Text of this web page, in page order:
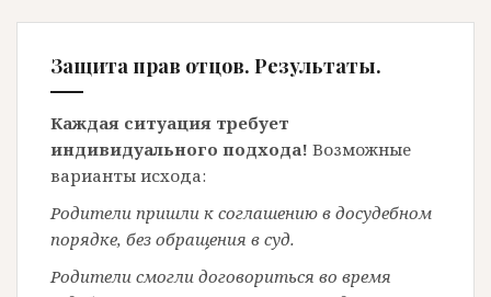
Защита прав отцов. Результаты.
Каждая ситуация требует
индивидуального подхода! Возможные
варианты исхода:
Родители пришли к соглашению в досудебном
порядке, без обращения в суд.
Родители смогли договориться во время